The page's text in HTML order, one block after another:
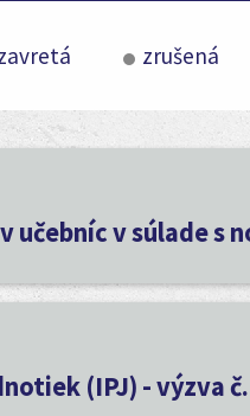
zrušená
v súlade s
(IPJ) - výzva